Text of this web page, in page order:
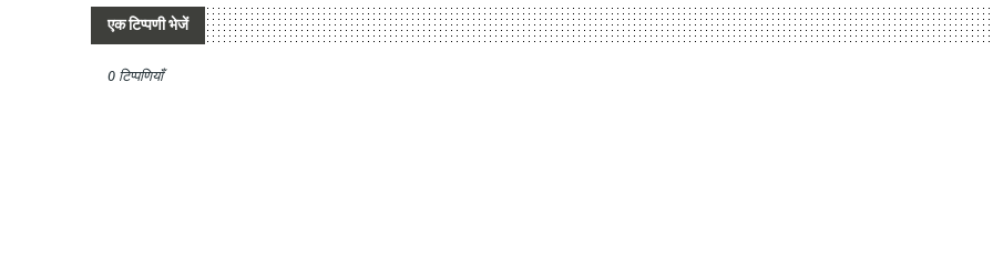
एक टिप्पणी भेजें
0 टिप्पणियाँ